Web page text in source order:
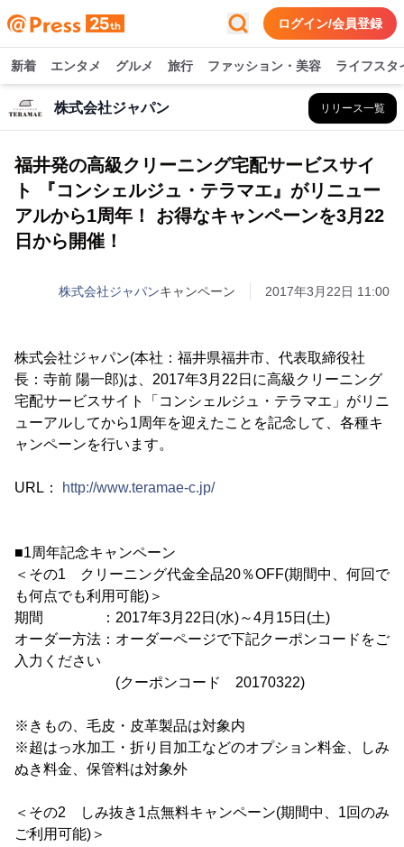
ログイン/会員登録
新着 エンタメ グルメ 旅行 ファッション・美容 ライフスタ
株式会社ジャパン リリース一覧
福井発の高級クリーニング宅配サービスサイ
ト 『コンシェルジュ・テラマエ』がリニュー
アルから1周年！ お得なキャンペーンを3月22
日から開催！
株式会社ジャパンキャンペーン 2017年3月22日 11:00
株式会社ジャパン(本社：福井県福井市、代表取締役社
長：寺前 陽一郎)は、2017年3月22日に高級クリーニング
宅配サービスサイト「コンシェルジュ・テラマエ」がリニ
ューアルしてから1周年を迎えたことを記念して、各種キ
ャンペーンを行います。
URL： http://www.teramae-c.jp/
■1周年記念キャンペーン
＜その1 クリーニング代金全品20％OFF(期間中、何回で
も何点でも利用可能)＞
期間 ：2017年3月22日(水)～4月15日(土)
オーダー方法：オーダーページで下記クーポンコードをご
入力ください
(クーポンコード 20170322)
※きもの、毛皮・皮革製品は対象内
※超はっ水加工・折り目加工などのオプション料金、しみ
ぬき料金、保管料は対象外
＜その2 しみ抜き1点無料キャンペーン(期間中、1回のみ
ご利用可能)＞